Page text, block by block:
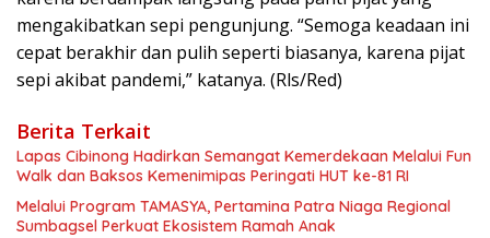
mengakibatkan sepi pengunjung. “Semoga keadaan ini
cepat berakhir dan pulih seperti biasanya, karena pijat
sepi akibat pandemi,” katanya. (Rls/Red)
Berita Terkait
Lapas Cibinong Hadirkan Semangat Kemerdekaan Melalui Fun
Walk dan Baksos Kemenimipas Peringati HUT ke-81 RI
Melalui Program TAMASYA, Pertamina Patra Niaga Regional
Sumbagsel Perkuat Ekosistem Ramah Anak